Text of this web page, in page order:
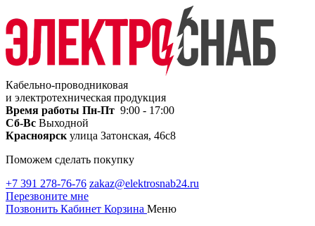
Кабельно-проводниковая
и электротехническая продукция
Время работы Пн-Пт 9:00 - 17:00
Сб-Вс Выходной
Красноярск улица Затонская, 46с8
Поможем сделать покупку
+7 391 278-76-76 zakaz@elektrosnab24.ru
Перезвоните мне
Позвонить Кабинет Корзина Меню